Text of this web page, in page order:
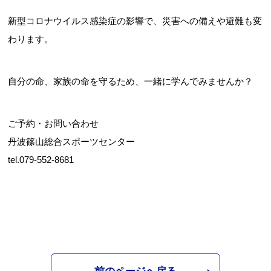
新型コロナウイルス感染症の影響で、災害への備えや避難も変
わります。
自分の命、家族の命を守るため、一緒に学んでみませんか？
ご予約・お問い合わせ
丹波篠山総合スポーツセンター
tel.079-552-8681